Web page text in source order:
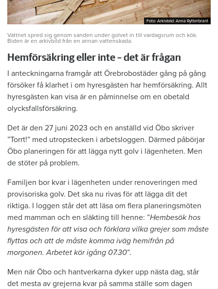
Foto: Arkivbild: Anna Rytterbrant
Foto: Arkivbild: Anna Rytterbrant
Vattnet spred sig genom sanden under golvet in till vardagsrum och kök.
Biden är en arkivbild från en annan vattenskada.
Hemförsäkring eller inte – det är frågan
I anteckningarna framgår att Örebrobostäder gång på gång
försöker få klarhet i om hyresgästen har hemförsäkring. Allt
hyresgästen kan visa är en påminnelse om en obetald
olycksfallsförsäkring.
Det är den 27 juni 2023 och en anställd vid Öbo skriver
”Torrt!” med utropstecken i arbetsloggen. Därmed påbörjar
Öbo planeringen för att lägga nytt golv i lägenheten. Men
de stöter på problem.
Familjen bor kvar i lägenheten under renoveringen med
provisoriska golv. Det ska nu rivas för att lägga dit det
riktiga. I loggen står det att läsa om flera planeringsmöten
med mamman och en släkting till henne: ”Hembesök hos
hyresgästen för att visa och förklara vilka grejer som måste
flyttas och att de måste komma iväg hemifrån på
morgonen. Arbetet kör igång 07.30”.
Men när Öbo och hantverkarna dyker upp nästa dag, står
det mesta av grejerna kvar på samma ställe som dagen